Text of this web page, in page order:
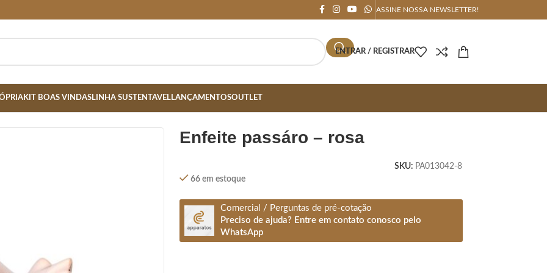
ASSINE NOSSA NEWSLETTER!
ENTRAR / REGISTRAR
KIT BOAS VINDASLINHA SUSTENTAVELLANÇAMENTOSOUTLET
enfeite passáro – rosa
SKU: PA013042-8
66 em estoque
Comercial / Perguntas de pré-cotação
Preciso de ajuda? Entre em contato conosco pelo
WhatsApp